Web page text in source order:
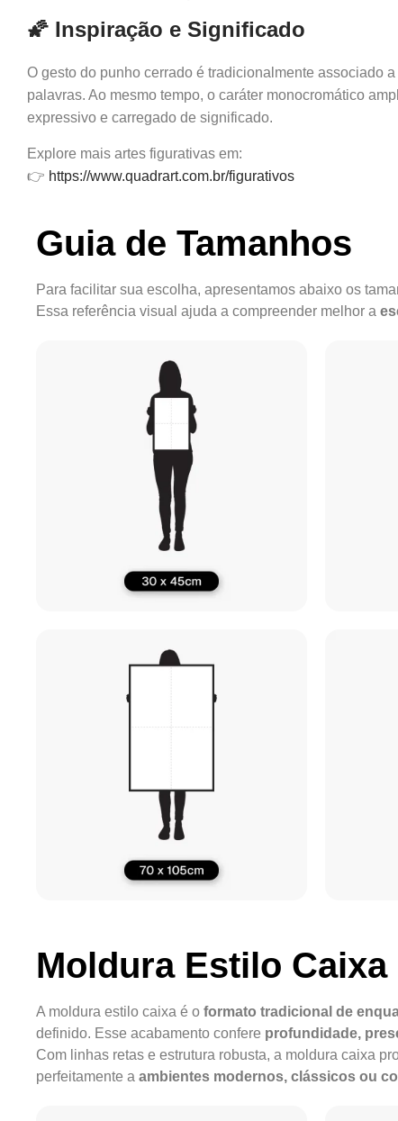
🌠 Inspiração e Significado
O gesto do punho cerrado é tradicionalmente associado
palavras. Ao mesmo tempo, o caráter monocromático
expressivo e carregado de significado.
Explore mais artes figurativas em:
👉 https://www.quadrart.com.br/figurativos
Guia de Tamanhos
Para facilitar sua escolha, apresentamos abaixo os
Essa referência visual ajuda a compreender melhor a
Moldura Estilo Caixa
A moldura estilo caixa é o formato tradicional de
definido. Esse acabamento confere profundidade,
Com linhas retas e estrutura robusta, a moldura caixa
perfeitamente a ambientes modernos, clássicos ou